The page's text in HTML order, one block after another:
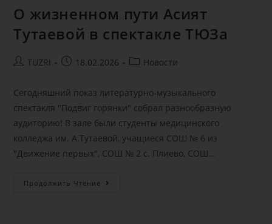
О жизненном пути Асият
Тутаевой в спектакле ТЮЗа
TUZRI 18.02.2026 Новости
Сегодняшний показ литературно-музыкального
спектакля "Подвиг горянки" собрал разнообразную
аудиторию! В зале были студенты медицинского
колледжа им. А.Тутаевой, учащиеся СОШ № 6 из
"Движение первых", СОШ № 2 с. Плиево, СОШ…
Продолжить Чтение